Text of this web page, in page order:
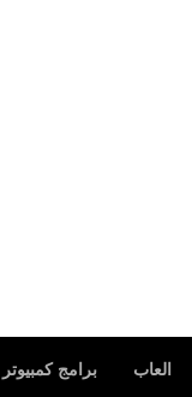
العاب برامج كمبيوتر